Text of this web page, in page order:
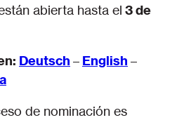
abierta hasta el 3de
Deutsch – English –
de nominación es